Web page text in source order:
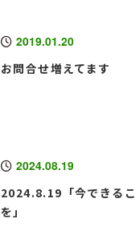
2019.01.20
お問合せ増えてます
2024.08.19
2024.8.19「今できる
を」